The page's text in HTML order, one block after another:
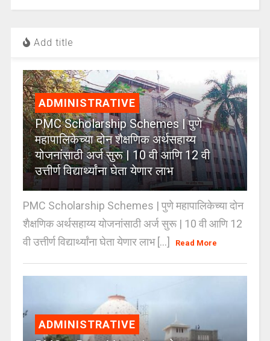
Add title
ADMINISTRATIVE
PMC Scholarship Schemes | पुणे
महापालिकेच्या दोन शैक्षणिक अर्थसहाय्य
योजनांसाठी अर्ज सुरू | 10 वी आणि 12 वी
उत्तीर्ण विद्यार्थ्यांना घेता येणार लाभ
PMC Scholarship Schemes | पुणे महापालिकेच्या दोन
शैक्षणिक अर्थसहाय्य योजनांसाठी अर्ज सुरू | 10 वी आणि 12
वी उत्तीर्ण विद्यार्थ्यांना घेता येणार लाभ [...]
Read More
ADMINISTRATIVE